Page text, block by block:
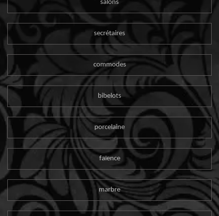
salons
secrétaires
commodes
bibelots
porcelaine
faïence
marbre